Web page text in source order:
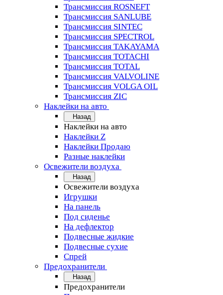
Трансмиссия ROSNEFT
Трансмиссия SANLUBE
Трансмиссия SINTEC
Трансмиссия SPECTROL
Трансмиссия TAKAYAMA
Трансмиссия TOTACHI
Трансмиссия TOTAL
Трансмиссия VALVOLINE
Трансмиссия VOLGA OIL
Трансмиссия ZIC
Наклейки на авто
Назад
Наклейки на авто
Наклейки Z
Наклейки Продаю
Разные наклейки
Освежители воздуха
Назад
Освежители воздуха
Игрушки
На панель
Под сиденье
На дефлектор
Подвесные жидкие
Подвесные сухие
Спрей
Предохранители
Назад
Предохранители